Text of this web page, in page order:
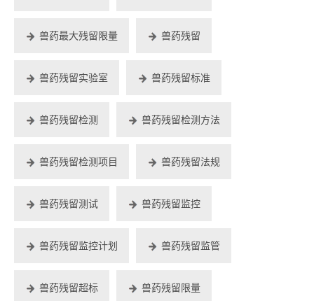
兽药最大残留限量 兽药残留
兽药残留实验室 兽药残留标准
兽药残留检测 兽药残留检测方法
兽药残留检测项目 兽药残留法规
兽药残留测试 兽药残留监控
兽药残留监控计划 兽药残留监管
兽药残留超标 兽药残留限量